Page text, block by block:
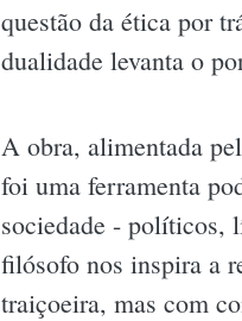
questão da ética por
dualidade levanta o
A obra, alimentada
foi uma ferramenta
sociedade - políticos,
filósofo nos inspira a
traiçoeira, mas com